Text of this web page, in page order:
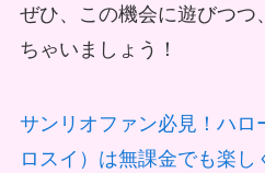
ぜひ、この機会に遊びつつ
ちゃいましょう！
サンリオファン必見！ハロ
ロスイ）は無課金でも楽し